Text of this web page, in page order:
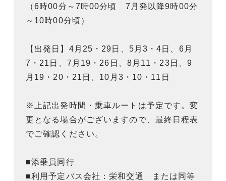
（6時00分～7時00分頃 7月発以降9時00分
～10時00分頃）
【出発日】4月25・29日、5月3・4日、6月
7・21日、7月19・26日、8月11・23日、9
月19・20・21日、10月3・10・11日
※上記出発時間・乗車ルートは予定です。変
更となる場合がございますので、最終日程表
でご確認ください。
■添乗員同行
■利用予定バス会社：栄和交通 または同等